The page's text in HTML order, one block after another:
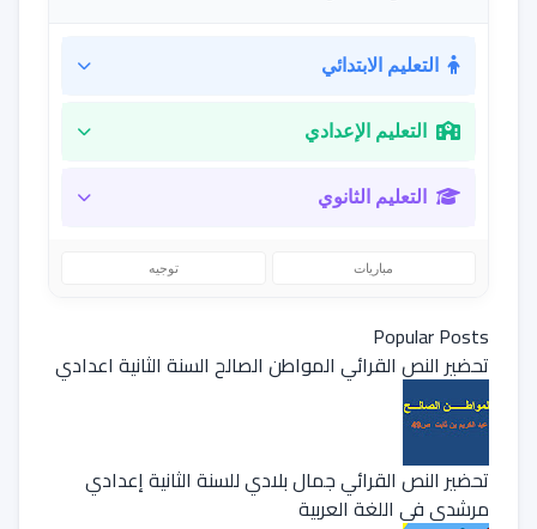
التعليم الابتدائي
التعليم الإعدادي
التعليم الثانوي
مباريات توجيه
Popular Posts
تحضير النص القرائي المواطن الصالح السنة الثانية اعدادي
تحضير النص القرائي جمال بلادي للسنة الثانية إعدادي
مرشدي في اللغة العربية